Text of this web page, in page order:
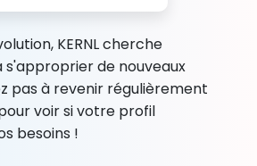
KERNL cherche
de nouveaux
pas à revenir régulièrement
voir si votre profil
besoins !